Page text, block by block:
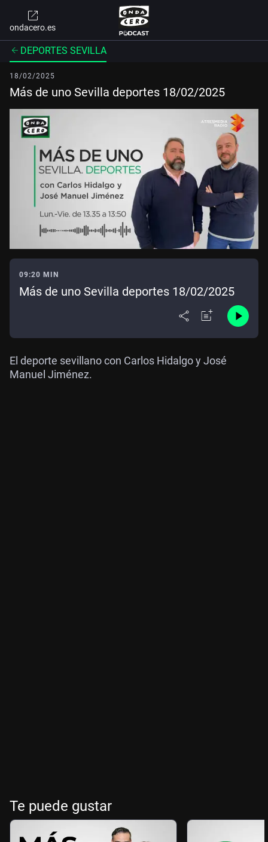
ondacero.es
DEPORTES SEVILLA
18/02/2025
Más de uno Sevilla deportes 18/02/2025
09:20 MIN
Más de uno Sevilla deportes 18/02/2025
El deporte sevillano con Carlos Hidalgo y José
Manuel Jiménez.
Te puede gustar